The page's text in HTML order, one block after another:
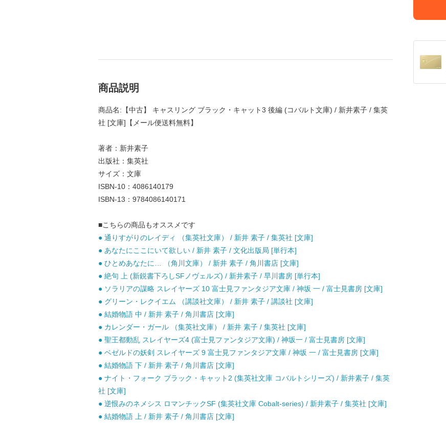
商品説明
商品名:【中古】 キャスリング ブラック・キャット3 後編 (コバルト文庫) / 新井素子 / 集英
社 [文庫]【メール便送料無料】
著者：新井素子
出版社：集英社
サイズ：文庫
ISBN-10：4086140179
ISBN-13：9784086140171
■こちらの商品もオススメです
● 通りすがりのレイディ （集英社文庫） / 新井 素子 / 集英社 [文庫]
● あなたにここにいて欲しい / 新井 素子 / 文化出版局 [単行本]
● ひとめあなたに… （角川文庫） / 新井 素子 / 角川書店 [文庫]
● 絶句 上 (新鋭書下ろしSFノヴェルズ) / 新井素子 / 早川書房 [単行本]
● ソラリアの謀略 スレイヤーズ 10 富士見ファンタジア文庫 / 神坂 一 / 富士見書房 [文庫]
● グリーン・レクイエム （講談社文庫） / 新井 素子 / 講談社 [文庫]
● 結婚物語 中 / 新井 素子 / 角川書店 [文庫]
● カレンダー・ガール （集英社文庫） / 新井 素子 / 集英社 [文庫]
● 聖王都動乱 スレイヤーズ4 (富士見ファンタジア文庫) / 神坂一 / 富士見書房 [文庫]
● ベゼルドの妖剣 スレイヤーズ 9 富士見ファンタジア文庫 / 神坂 一 / 富士見書房 [文庫]
● 結婚物語 下 / 新井 素子 / 角川書店 [文庫]
● ナイト・フォーク ブラック・キャット2 (集英社文庫 コバルトシリーズ) / 新井素子 / 集英
社 [文庫]
● 逆恨みのネメシス ロマンチックSF (集英社文庫 Cobalt-series) / 新井素子 / 集英社 [文庫]
● 結婚物語 上 / 新井 素子 / 角川書店 [文庫]